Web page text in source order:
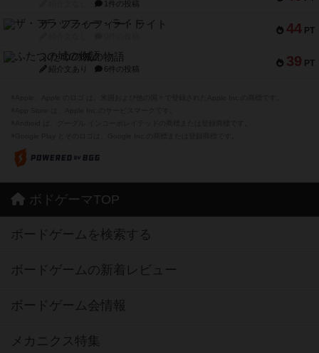
1件の投稿
44 PT
ザ・フラッフィー・ライト
39 PT
ふたつの城の物語
紹介文あり 6件の投稿
ボドゲーマTOP
ボードゲームを検索する
ボードゲームの新着レビュー
ボードゲーム会情報
メカニクス特集